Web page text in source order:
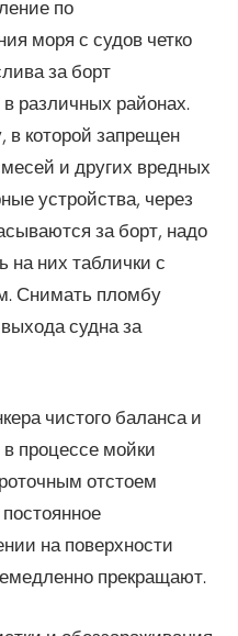
по
моря с судов четко
за борт
различных районах.
в которой запрещен
и других вредных
устройства, через
за борт, надо
на них таблички с
Снимать пломбу
судна за
чистого баланса и
процессе мойки
отстоем
на поверхности
прекращают.